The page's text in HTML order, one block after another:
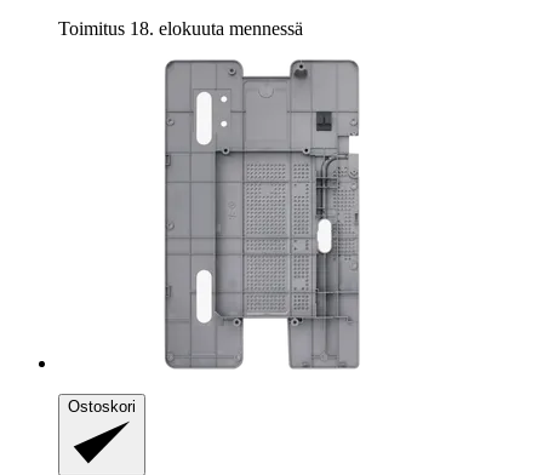
Toimitus 18. elokuuta mennessä
Ostoskori